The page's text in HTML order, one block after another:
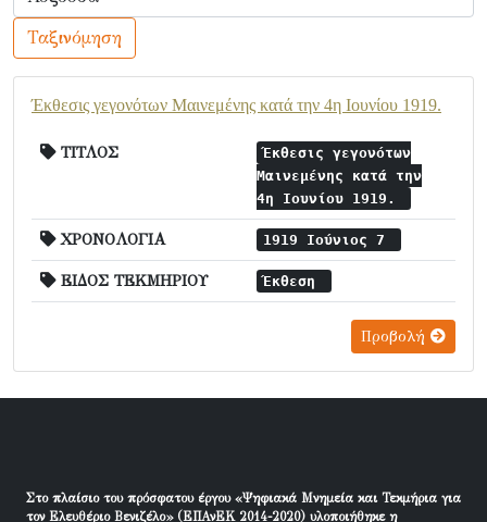
Ταξινόμηση
Έκθεσις γεγονότων Μαινεμένης κατά την 4η Ιουνίου 1919.
ΤΙΤΛΟΣ
Έκθεσις γεγονότων
Μαινεμένης κατά την
4η Ιουνίου 1919.
ΧΡΟΝΟΛΟΓΙΑ 1919 Ιούνιος 7
ΕΙΔΟΣ ΤΕΚΜΗΡΙΟΥ Έκθεση
Προβολή
Στο πλαίσιο του πρόσφατου έργου «Ψηφιακά Μνημεία και Τεκμήρια για
τον Ελευθέριο Βενιζέλο» (ΕΠΑνΕΚ 2014-2020) υλοποιήθηκε η